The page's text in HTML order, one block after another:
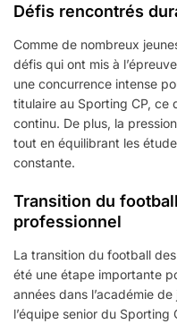
Défis rencontrés
Comme de nombreux
défis qui ont mis à
une concurrence intense
titulaire au Sporting CP, ce
continu. De plus, la
tout en équilibrant les
constante.
Transition du
professionnel
La transition du football
été une étape importante
années dans l’académie
l’équipe senior du Sporting